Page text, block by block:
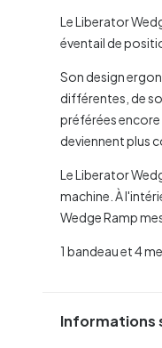
Le Liberator
éventail de
Son design
différentes, de
préférées
deviennent plus
Le Liberator
machine. À
Wedge Ramp
1 bandeau et 4
Informations